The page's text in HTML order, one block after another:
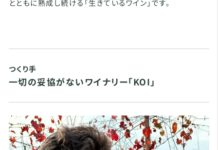
とともに熟成し続ける「生きているワイン」です。
つくり手
一切の妥協がないワイナリー「KOI」